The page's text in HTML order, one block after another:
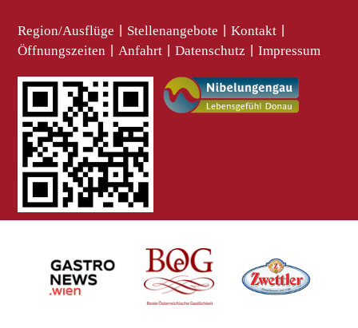
Region/Ausflüge Stellenangebote Kontakt
Öffnungszeiten Anfahrt Datenschutz Impressum